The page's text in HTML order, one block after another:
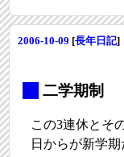
2006-10-09 [長年日記]
二学期制
この3連休とそ
日からが新学